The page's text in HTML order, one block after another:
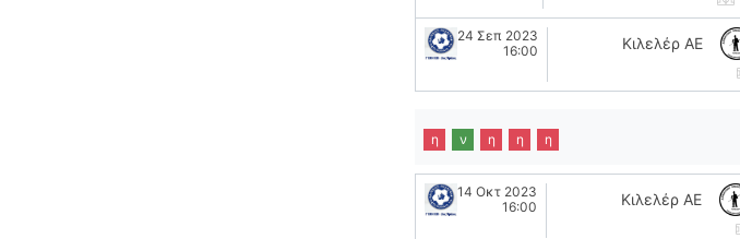
24 Σεπ 2023
16:00
Κιλελέρ ΑΕ
η ν η η η
14 Οκτ 2023
16:00
Κιλελέρ ΑΕ